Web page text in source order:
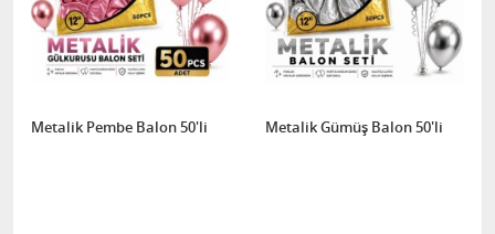
Metalik Pembe Balon 50'li Metalik Gümüş Balon 50'li